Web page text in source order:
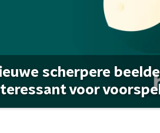
scherpere
voor